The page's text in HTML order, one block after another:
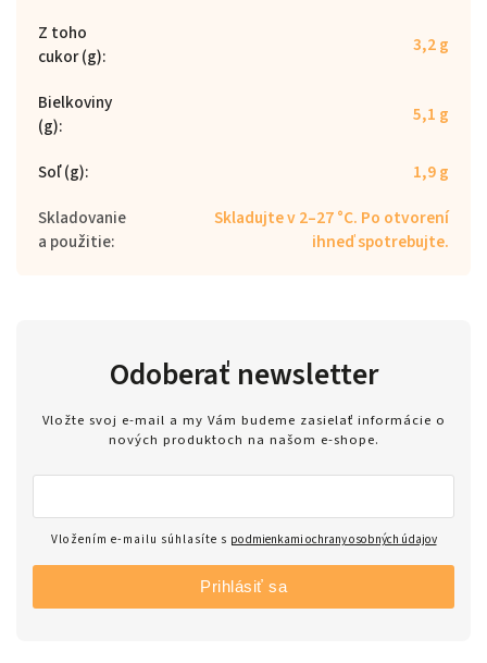
Z toho
cukor (g): 3,2 g
Bielkoviny
(g): 5,1 g
Soľ (g):
1,9 g
Skladovanie
a použitie:
Skladujte v 2–27 °C. Po otvorení
ihneď spotrebujte.
Odoberať newsletter
Vložte svoj e-mail a my Vám budeme zasielať informácie o
nových produktoch na našom e-shope.
Vložením e-mailu súhlasíte s podmienkami ochrany osobných údajov
Prihlásiť sa